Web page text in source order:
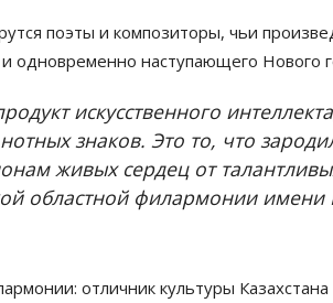
поэты и композиторы, чьи
одновременно наступающего Нового
искусственного
знаков. Это то, что
живых сердец от
областной филармонии имени
отличник культуры